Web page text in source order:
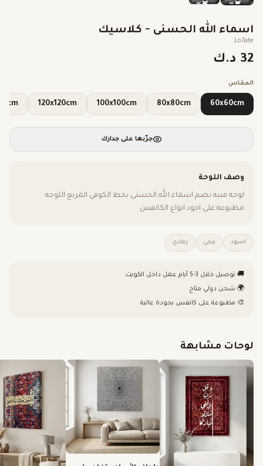
اسماء الله الحسنى - كلاسيك
Lo7ate
32 د.ك
المقاس
60x60cm
80x80cm
100x100cm
120x120cm
جرّبها على جدارك
وصف اللوحة
لوحه فنيه تضم اسماء الله الحسنى بخط الكوفي المربع اللوحه
مطبوعه على اجود انواع الكانفس
اسود بيجي رمادي
🚚 توصيل خلال 3-5 أيام عمل داخل الكويت
🌍 شحن دولي متاح
🎨 مطبوعة على كانفس بجودة عالية
لوحات مشابهة